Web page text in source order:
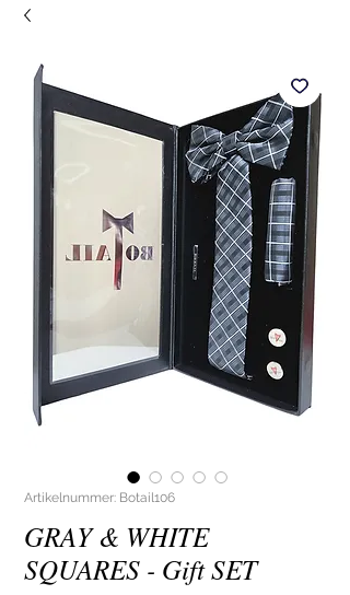
Artikelnummer: Botail106
GRAY & WHITE
SQUARES - Gift SET